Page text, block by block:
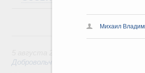
Михаил
5
Добровольчество и волонтёрство.